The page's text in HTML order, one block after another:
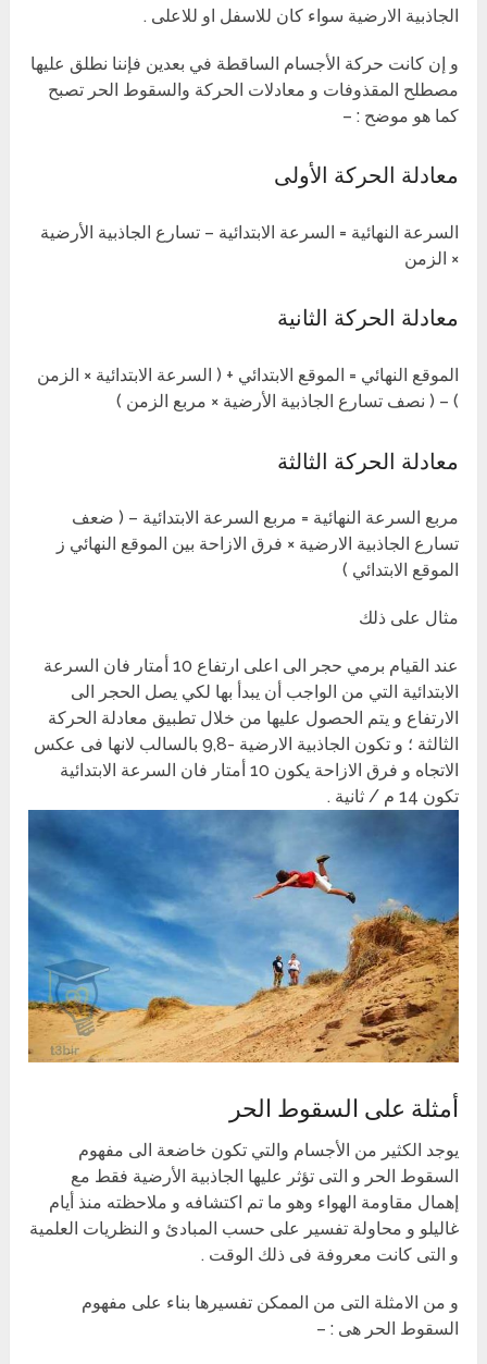
الجاذبية الارضية سواء كان للاسفل او للاعلى .
و إن كانت حركة الأجسام الساقطة في بعدين فإننا نطلق عليها
مصطلح المقذوفات و معادلات الحركة والسقوط الحر تصبح
كما هو موضح : –
معادلة الحركة الأولى
السرعة النهائية = السرعة الابتدائية – تسارع الجاذبية الأرضية
× الزمن
معادلة الحركة الثانية
الموقع النهائي = الموقع الابتدائي + ( السرعة الابتدائية × الزمن
) – ( نصف تسارع الجاذبية الأرضية × مربع الزمن )
معادلة الحركة الثالثة
مربع السرعة النهائية = مربع السرعة الابتدائية – ( ضعف
تسارع الجاذبية الارضية × فرق الازاحة بين الموقع النهائي ز
الموقع الابتدائي )
مثال على ذلك
عند القيام برمي حجر الى اعلى ارتفاع 10 أمتار فان السرعة
الابتدائية التي من الواجب أن يبدأ بها لكي يصل الحجر الى
الارتفاع و يتم الحصول عليها من خلال تطبيق معادلة الحركة
الثالثة ؛ و تكون الجاذبية الارضية -9,8 بالسالب لانها فى عكس
الاتجاه و فرق الازاحة يكون 10 أمتار فان السرعة الابتدائية
تكون 14 م / ثانية .
أمثلة على السقوط الحر
يوجد الكثير من الأجسام والتي تكون خاضعة الى مفهوم
السقوط الحر و التى تؤثر عليها الجاذبية الأرضية فقط مع
إهمال مقاومة الهواء وهو ما تم اكتشافه و ملاحظته منذ أيام
غاليلو و محاولة تفسير على حسب المبادئ و النظريات العلمية
و التى كانت معروفة فى ذلك الوقت .
و من الامثلة التى من الممكن تفسيرها بناء على مفهوم
السقوط الحر هى : –